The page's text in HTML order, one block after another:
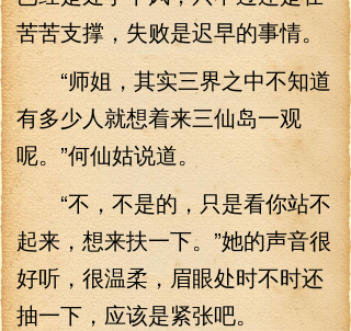
苦苦支撑，失败是迟早的事情。
“师姐，其实三界之中不知道
有多少人就想着来三仙岛一观
呢。”何仙姑说道。
“不，不是的，只是看你站不
起来，想来扶一下。”她的声音很
好听，很温柔，眉眼处时不时还
抽一下，应该是紧张吧。